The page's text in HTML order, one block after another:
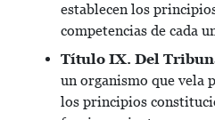
establecen los
competencias de cada
Título IX. Del
un organismo que vela
los principios